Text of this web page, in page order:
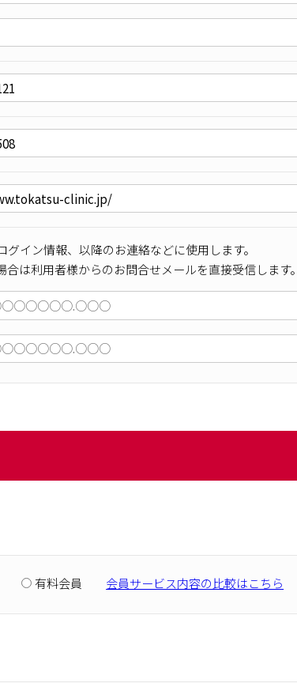
グイン情報、以降のお連絡などに使用します。
合は利用者様からのお問合せメールを直接受信します
有料会員 会員サービス内容の比較はこちら